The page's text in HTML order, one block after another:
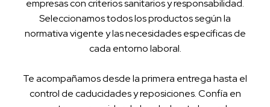
empresas con criterios sanitarios y responsabilidad.
Seleccionamos todos los productos según la
normativa vigente y las necesidades específicas de
cada entorno laboral.
Te acompañamos desde la primera entrega hasta el
control de caducidades y reposiciones. Confía en